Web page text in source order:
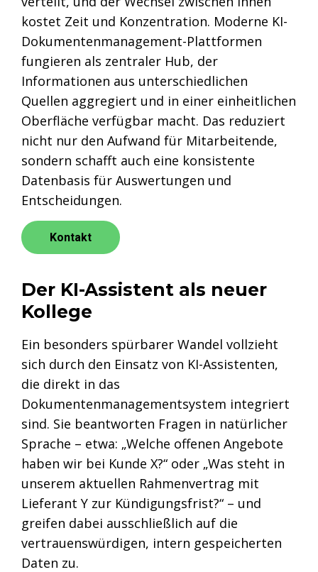
kostet Zeit und Konzentration. Moderne KI-
Dokumentenmanagement-Plattformen
fungieren als zentraler Hub, der
Informationen aus unterschiedlichen
Quellen aggregiert und in einer einheitlichen
Oberfläche verfügbar macht. Das reduziert
nicht nur den Aufwand für Mitarbeitende,
sondern schafft auch eine konsistente
Datenbasis für Auswertungen und
Entscheidungen.
Kontakt
Der KI-Assistent als neuer
Kollege
Ein besonders spürbarer Wandel vollzieht
sich durch den Einsatz von KI-Assistenten,
die direkt in das
Dokumentenmanagementsystem integriert
sind. Sie beantworten Fragen in natürlicher
Sprache – etwa: „Welche offenen Angebote
haben wir bei Kunde X?“ oder „Was steht in
unserem aktuellen Rahmenvertrag mit
Lieferant Y zur Kündigungsfrist?“ – und
greifen dabei ausschließlich auf die
vertrauenswürdigen, intern gespeicherten
Daten zu.